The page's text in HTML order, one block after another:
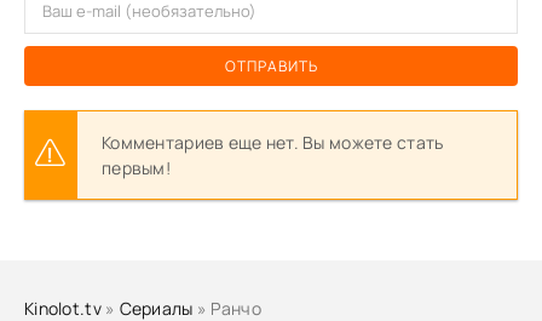
ОТПРАВИТЬ
Комментариев еще нет. Вы можете стать
первым!
Kinolot.tv» Сериалы » Ранчо